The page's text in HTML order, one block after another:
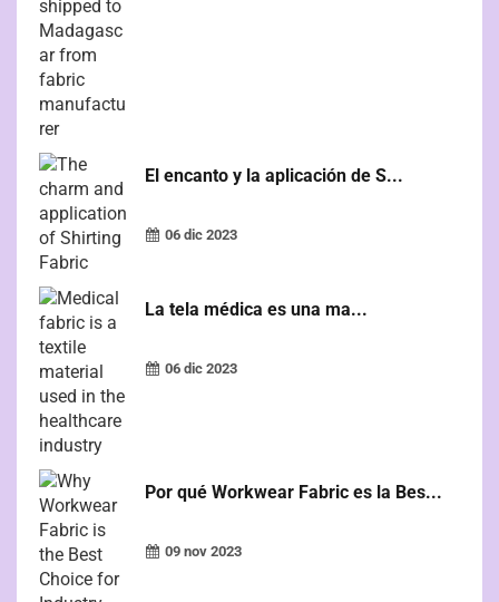
El encanto y la aplicación de S...
06 dic 2023
La tela médica es una ma...
06 dic 2023
Por qué Workwear Fabric es la Bes...
09 nov 2023